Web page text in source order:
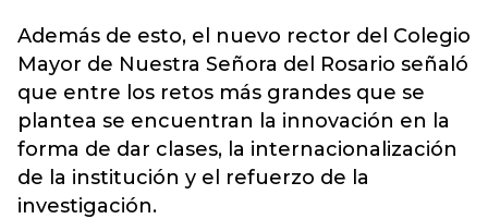
Además de esto, el nuevo rector del Colegio
Mayor de Nuestra Señora del Rosario señaló
que entre los retos más grandes que se
plantea se encuentran la innovación en la
forma de dar clases, la internacionalización
de la institución y el refuerzo de la
investigación.